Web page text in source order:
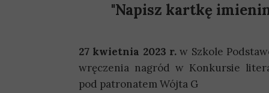
"Napisz kartkę
27 kwietnia 2023 r. w Szkole
wręczenia nagród w Konkursie
pod patronatem Wójta G